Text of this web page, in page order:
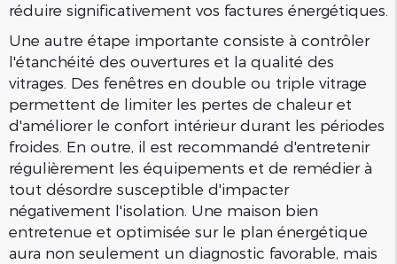
réduire significativement vos factures énergétiques.
Une autre étape importante consiste à contrôler
l'étanchéité des ouvertures et la qualité des
vitrages. Des fenêtres en double ou triple vitrage
permettent de limiter les pertes de chaleur et
d'améliorer le confort intérieur durant les périodes
froides. En outre, il est recommandé d'entretenir
régulièrement les équipements et de remédier à
tout désordre susceptible d'impacter
négativement l'isolation. Une maison bien
entretenue et optimisée sur le plan énergétique
aura non seulement un diagnostic favorable, mais